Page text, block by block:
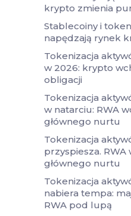
krypto zmienia
Stablecoiny i
napędzają rynek
Tokenizacja
w 2026: krypto
obligacji
Tokenizacja
w natarciu: RWA
głównego nurtu
Tokenizacja
przyspiesza.
głównego nurtu
Tokenizacja
nabiera tempa:
RWA pod lupą